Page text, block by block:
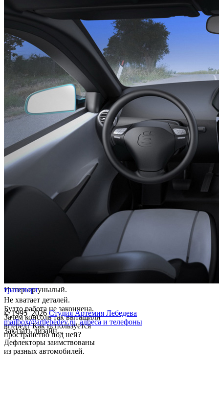
Интерьер унылый.
Не хватает деталей.
Будто работа не закончена.
Зачем консоль так вытащили
вперед? Как используется
пространство под ней?
Дефлекторы заимствованы
из разных автомобилей.
транспорт
© 1995–2026 Студия Артемия Лебедева
mailbox@artlebedev.ru, адреса и телефоны
Заказать дизайн...